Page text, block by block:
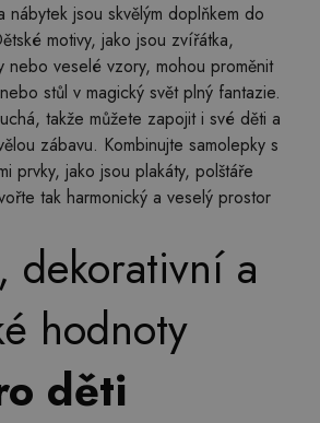
nábytek jsou skvělým doplňkem do
motivy, jako jsou zvířátka,
nebo veselé vzory, mohou proměnit
stůl v magický svět plný fantazie.
takže můžete zapojit i své děti a
zábavu. Kombinujte samolepky s
prvky, jako jsou plakáty, polštáře
tak harmonický a veselý prostor
dekorativní a
hodnoty
děti